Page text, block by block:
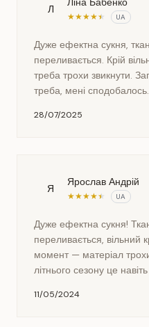
Л
★★★★★ UA
Дуже ефектна сукня,
переливається. Крій
треба трохи звикнути.
треба, мені сподобалось.
28/07/2025
Я
Ярослав Андрій
★★★★★ UA
Дуже ефектна сукня!
переливається, вільний
момент — матеріал
літнього сезону це
11/05/2024